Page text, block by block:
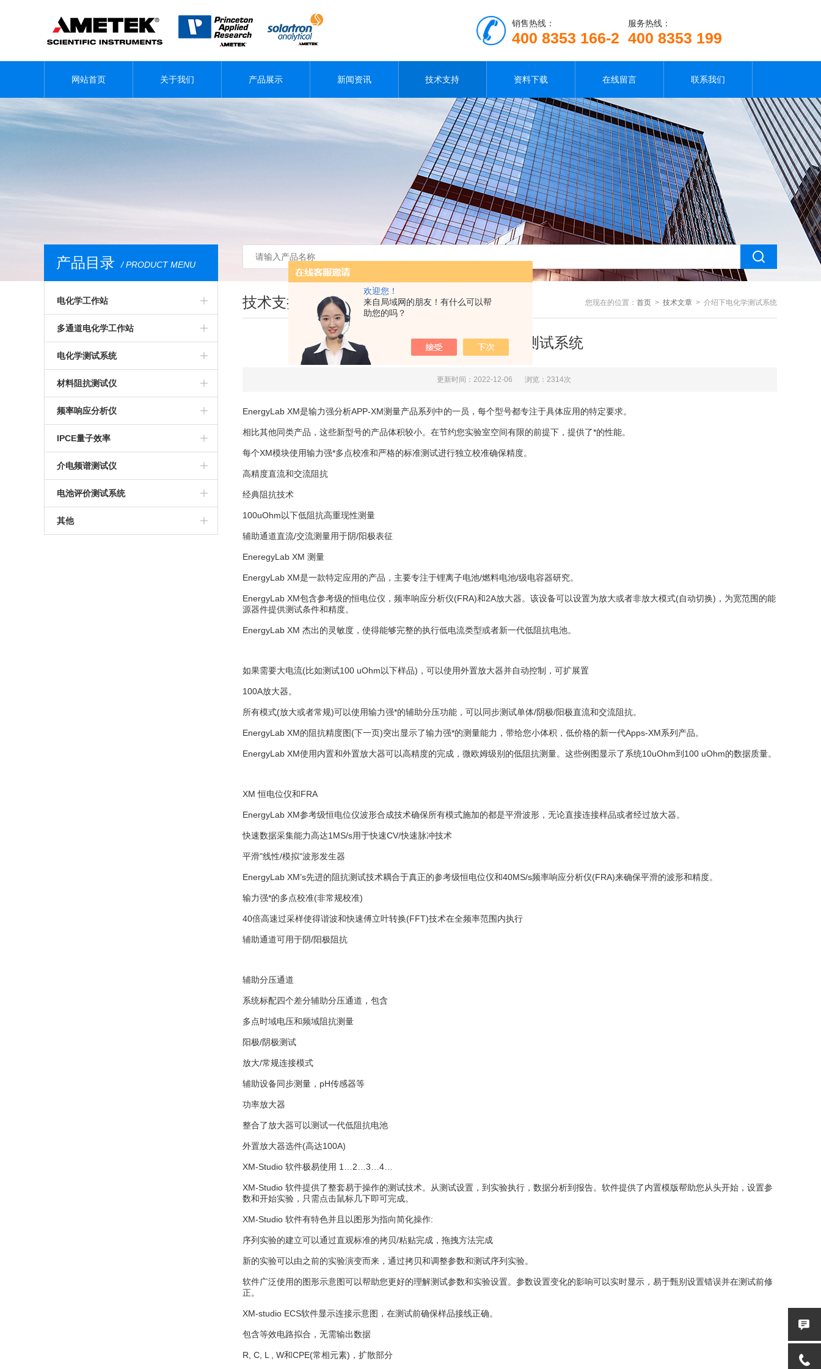
欢迎您！
来自局域网的朋友！有什么可以帮
助您的吗？
服务热线：
400 8353 199
销售热线：
400 8353 166-2
网站首页 关于我们 产品展示 新闻资讯 技术支持 资料下载 在线留言 联系我们
产品目录 / PRODUCT MENU
电化学工作站
多通道电化学工作站
高精度电化学工作站
多功能电化学工作站
进口电化学工作站
美国普林斯顿电化学工作站
英国输力强电化学工作站
多通道电化学工作站
美国普林斯顿多通道电化学工作站
英国输力强多通道电化学工作站
电化学测试系统
多通道电化学测试系统
光电化学测试系统
多功能电化学测试系统
微区电化学测试系统
微区扫描电化学工作站
材料阻抗测试仪
高精度交流阻抗测试系统
生物阻抗特性测试系统
电化学交流阻抗测试系统
频率响应分析仪
IPCE量子效率
介电频谱测试仪
电池评价测试系统
其他
技术支持 您现在的位置： 首页 > 技术文章 > 介绍下电化学测试系统
介绍下电化学测试系统
更新时间：2022-12-06 浏览：2314次
EnergyLab XM是输力强分析APP-XM测量产品系列中的一员，每个型号都专注于具体应用的特定要求。
相比其他同类产品，这些新型号的产品体积较小。在节约您实验室空间有限的前提下，提供了*的性能。
每个XM模块使用输力强*多点校准和严格的标准测试进行独立校准确保精度。
高精度直流和交流阻抗
经典阻抗技术
100uOhm以下低阻抗高重现性测量
辅助通道直流/交流测量用于阴/阳极表征
EneregyLab XM 测量
EnergyLab XM是一款特定应用的产品，主要专注于锂离子电池/燃料电池/级电容器研究。
EnergyLab XM包含参考级的恒电位仪，频率响应分析仪(FRA)和2A放大器。该设备可以设置为放大或者非放大模式(自动切换)，为宽范围的能
源器件提供测试条件和精度。
EnergyLab XM 杰出的灵敏度，使得能够完整的执行低电流类型或者新一代低阻抗电池。
如果需要大电流(比如测试100 uOhm以下样品)，可以使用外置放大器并自动控制，可扩展置
100A放大器。
所有模式(放大或者常规)可以使用输力强*的辅助分压功能，可以同步测试单体/阴极/阳极直流和交流阻抗。
EnergyLab XM的阻抗精度图(下一页)突出显示了输力强*的测量能力，带给您小体积，低价格的新一代Apps-XM系列产品。
EnergyLab XM使用内置和外置放大器可以高精度的完成，微欧姆级别的低阻抗测量。这些例图显示了系统10uOhm到100 uOhm的数据质量。
XM 恒电位仪和FRA
EnergyLab XM参考级恒电位仪波形合成技术确保所有模式施加的都是平滑波形，无论直接连接样品或者经过放大器。
快速数据采集能力高达1MS/s用于快速CV/快速脉冲技术
平滑"线性/模拟"波形发生器
EnergyLab XM’s先进的阻抗测试技术耦合于真正的参考级恒电位仪和40MS/s频率响应分析仪(FRA)来确保平滑的波形和精度。
输力强*的多点校准(非常规校准)
40倍高速过采样使得谐波和快速傅立叶转换(FFT)技术在全频率范围内执行
辅助通道可用于阴/阳极阻抗
辅助分压通道
系统标配四个差分辅助分压通道，包含
多点时域电压和频域阻抗测量
阳极/阴极测试
放大/常规连接模式
辅助设备同步测量，pH传感器等
功率放大器
整合了放大器可以测试一代低阻抗电池
外置放大器选件(高达100A)
XM-Studio 软件极易使用 1…2…3…4…
XM-Studio 软件提供了整套易于操作的测试技术。从测试设置，到实验执行，数据分析到报告。软件提供了内置模版帮助您从头开始，设置参
数和开始实验，只需点击鼠标几下即可完成。
XM-Studio 软件有特色并且以图形为指向简化操作:
序列实验的建立可以通过直观标准的拷贝/粘贴完成，拖拽方法完成
新的实验可以由之前的实验演变而来，通过拷贝和调整参数和测试序列实验。
软件广泛使用的图形示意图可以帮助您更好的理解测试参数和实验设置。参数设置变化的影响可以实时显示，易于甄别设置错误并在测试前修
正。
XM-studio ECS软件显示连接示意图，在测试前确保样品接线正确。
包含等效电路拟合，无需输出数据
R, C, L , W和CPE(常相元素)，扩散部分